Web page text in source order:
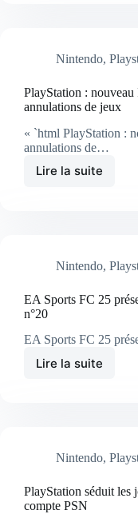
Nintendo,
PlayStation :
annulations de jeux
« `html PlayStation :
annulations de…
Lire la suite
Nintendo,
EA Sports FC 25
n°20
EA Sports FC 25
Lire la suite
Nintendo,
PlayStation séduit les
compte PSN